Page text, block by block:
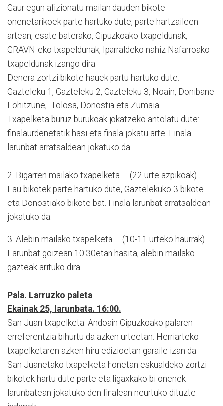
Gaur egun afizionatu mailan dauden bikote
onenetarikoek parte hartuko dute, parte hartzaileen
artean, esate baterako, Gipuzkoako txapeldunak,
GRAVN-eko txapeldunak, Iparraldeko nahiz Nafarroako
txapeldunak izango dira.
Denera zortzi bikote hauek partu hartuko dute:
Gazteleku 1, Gazteleku 2, Gazteleku 3, Noain, Donibane
Lohitzune, Tolosa, Donostia eta Zumaia.
Txapelketa buruz burukoak jokatzeko antolatu dute:
finalaurdenetatik hasi eta finala jokatu arte. Finala
larunbat arratsaldean jokatuko da.
2. Bigarren mailako txapelketa (22 urte azpikoak)
Lau bikotek parte hartuko dute, Gaztelekuko 3 bikote
eta Donostiako bikote bat. Finala larunbat arratsaldean
jokatuko da.
3. Alebin mailako txapelketa (10-11 urteko haurrak).
Larunbat goizean 10:30etan hasita, alebin mailako
gazteak arituko dira.
Pala. Larruzko paleta
Ekainak 25, larunbata. 16:00.
San Juan txapelketa. Andoain Gipuzkoako palaren
erreferentzia bihurtu da azken urteetan. Herriarteko
txapelketaren azken hiru edizioetan garaile izan da.
San Juanetako txapelketa honetan eskualdeko zortzi
bikotek hartu dute parte eta ligaxkako bi onenek
larunbatean jokatuko den finalean neurtuko dituzte